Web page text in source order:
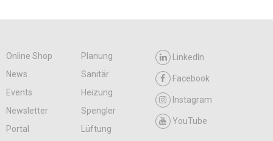
Online Shop
Planung
News
Sanitär
Events
Heizung
Newsletter
Spengler
Portal
Lüftung
LinkedIn
Facebook
Instagram
YouTube